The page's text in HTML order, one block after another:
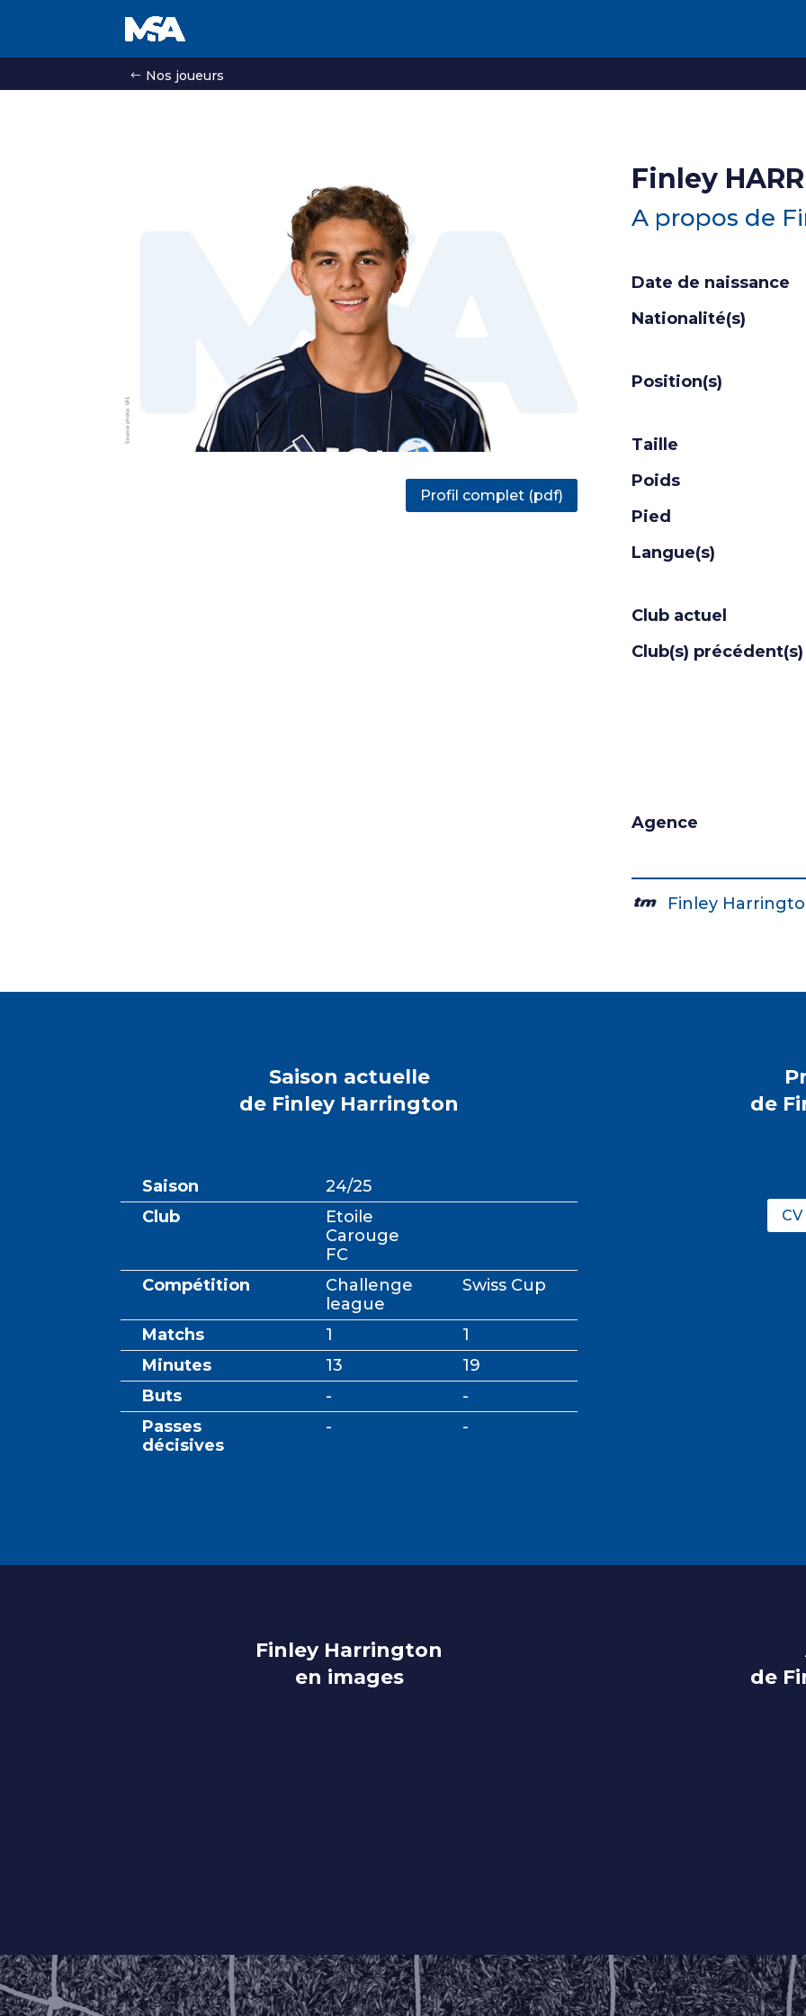
Nos joueurs
Profil complet (pdf)
Finley
A propos de
Date de naissance
Nationalité(s)
Position(s)
Taille
Poids
Pied
Langue(s)
Club actuel
Club(s) précédent(s)
Agence
Finley
Saison actuelle
de Finley Harrington
Saison
24/25
Club
Etoile
Carouge
FC
Compétition
Challenge
league
Swiss Cup
Matchs 1
1
Minutes
13
19
Buts
-
-
Passes
décisives
- -
de
Finley Harrington
en images
de